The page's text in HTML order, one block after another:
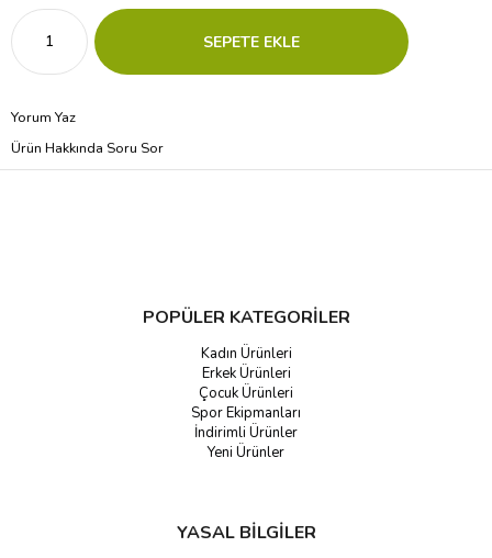
Yorum Yaz
Ürün Hakkında Soru Sor
POPÜLER KATEGORİLER
Kadın Ürünleri
Erkek Ürünleri
Çocuk Ürünleri
Spor Ekipmanları
İndirimli Ürünler
Yeni Ürünler
YASAL BİLGİLER